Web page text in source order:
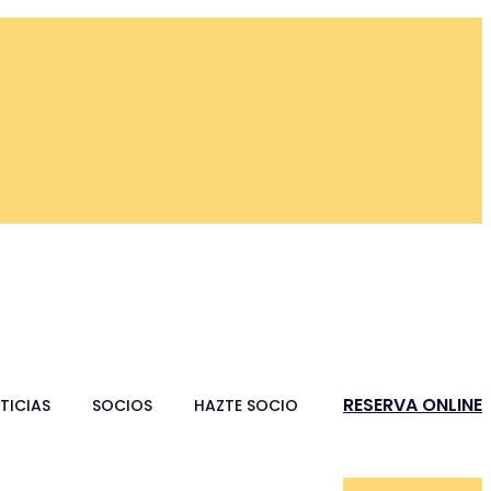
RESERVA ONLINE
SOCIOS HAZTE SOCIO